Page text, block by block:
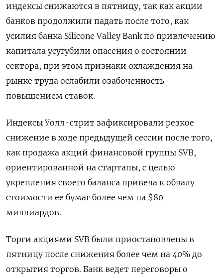
индексы снижаются в пятницу, так как акции
банков продолжили падать после того, как
усилия банка Silicone Valley Bank по привлечению
капитала усугубили опасения о состоянии
сектора, при этом признаки охлаждения на
рынке труда ослабили озабоченность
повышением ставок.
Индексы Уолл-стрит зафиксировали резкое
снижение в ходе предыдущей сессии после того,
как продажа акций финансовой группы SVB,
ориентированной на стартапы, с целью
укрепления своего баланса привела к обвалу
стоимости ее бумаг более чем на $80
миллиардов.
Торги акциями SVB были приостановлены в
пятницу после снижения более чем на 40% до
открытия торгов. Банк ведет переговоры о